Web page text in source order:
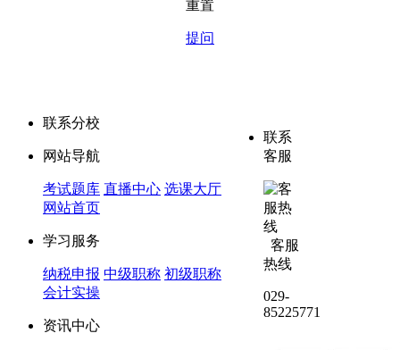
重置
提问
联系分校
网站导航
考试题库 直播中心 选课大厅
网站首页
学习服务
纳税申报 中级职称 初级职称
会计实操
资讯中心
联系
客服
客服
热线
029-
85225771